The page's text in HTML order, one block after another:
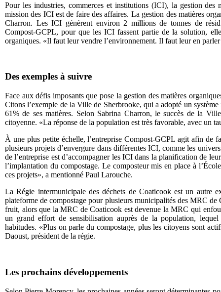
Pour les industries, commerces et institutions (ICI), la gestion des
mission des ICI est de faire des affaires. La gestion des matières
Charron. Les ICI génèrent environ 2 millions de tonnes de
Compost-GCPL, pour que les ICI fassent partie de la solution,
organiques. «Il faut leur vendre l’environnement. Il faut leur en
Des exemples à suivre
Face aux défis imposants que pose la gestion des matières
Citons l’exemple de la Ville de Sherbrooke, qui a adopté un
61% de ses matières. Selon Sabrina Charron, le succès de la
citoyenne. «La réponse de la population est très favorable, avec un
À une plus petite échelle, l’entreprise Compost-GCPL agit afin de
plusieurs projets d’envergure dans différentes ICI, comme les
de l’entreprise est d’accompagner les ICI dans la planification de
l’implantation du compostage. Le composteur mis en place à
ces projets», a mentionné Paul Larouche.
La Régie intermunicipale des déchets de Coaticook est un autre
plateforme de compostage pour plusieurs municipalités des MRC
fruit, alors que la MRC de Coaticook est devenue la MRC qui
un grand effort de sensibilisation auprès de la population,
habitudes. «Plus on parle du compostage, plus les citoyens sont
Daoust, président de la régie.
Les prochains développements